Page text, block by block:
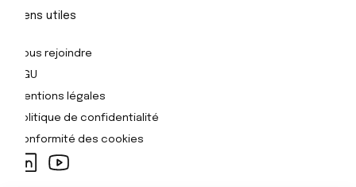
Liens utiles
Nous rejoindre
CGU
Mentions légales
Politique de confidentialité
Conformité des cookies